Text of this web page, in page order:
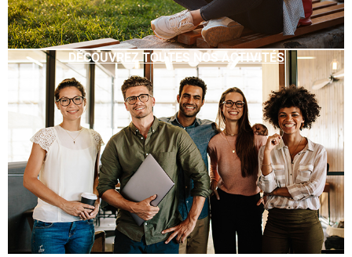
DÉCOUVREZ TOUTES NOS ACTIVITÉS